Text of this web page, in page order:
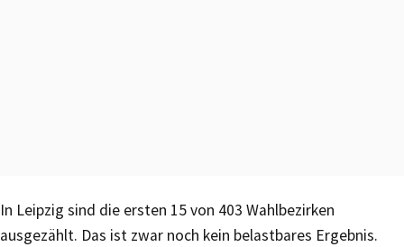
In Leipzig sind die ersten 15 von 403 Wahlbezirken
ausgezählt. Das ist zwar noch kein belastbares Ergebnis.